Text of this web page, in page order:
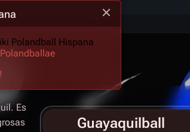
Polandball Hispana
Guayaquilball
Es